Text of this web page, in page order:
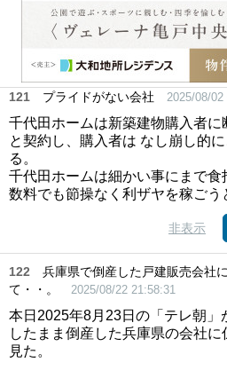
121 プライドがない会社 2025/08/02
千代田ホームは新築建物購入者
と契約し、購入者は なし崩し的
る。
千代田ホームは細かい事にまで
数料でも節操なく利ザヤを稼ごう
非表示
122
兵庫県で倒産した戸建販売会社
て・・。
2025/08/22 21:58:31
本日2025年8月23日の「テレ朝」
したまま倒産した兵庫県の会社
見た。